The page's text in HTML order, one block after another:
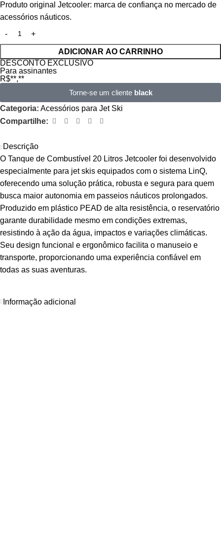
Produto original Jetcooler: marca de confiança no mercado de
acessórios náuticos.
ADICIONAR AO CARRINHO
DESCONTO EXCLUSIVO
Para assinantes
R$**,**
Torne-se um cliente black
Categoria: Acessórios para Jet Ski
Compartilhe:
Descrição
O Tanque de Combustível 20 Litros Jetcooler foi desenvolvido
especialmente para jet skis equipados com o sistema LinQ,
oferecendo uma solução prática, robusta e segura para quem
busca maior autonomia em passeios náuticos prolongados.
Produzido em plástico PEAD de alta resistência, o reservatório
garante durabilidade mesmo em condições extremas,
resistindo à ação da água, impactos e variações climáticas.
Seu design funcional e ergonômico facilita o manuseio e
transporte, proporcionando uma experiência confiável em
todas as suas aventuras.
Informação adicional